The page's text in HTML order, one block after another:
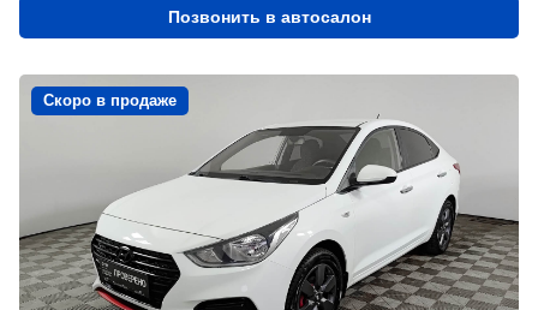
Позвонить в автосалон
Скоро в продаже